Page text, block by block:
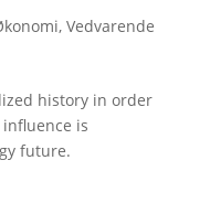
, Vedvarende
history in order
is
future.